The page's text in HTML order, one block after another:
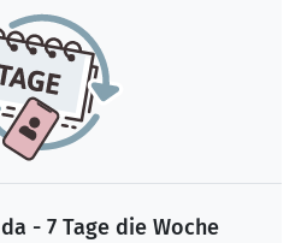
- 7 Tage die Woche